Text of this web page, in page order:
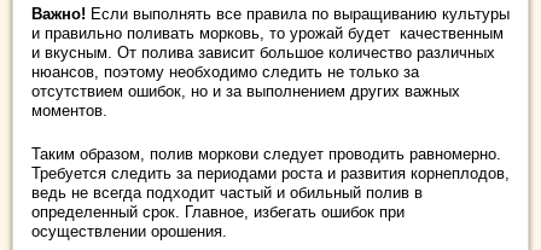
Важно! Если выполнять все правила по выращиванию культуры
и правильно поливать морковь, то урожай будет качественным
и вкусным. От полива зависит большое количество различных
нюансов, поэтому необходимо следить не только за
отсутствием ошибок, но и за выполнением других важных
моментов.
Таким образом, полив моркови следует проводить равномерно.
Требуется следить за периодами роста и развития корнеплодов,
ведь не всегда подходит частый и обильный полив в
определенный срок. Главное, избегать ошибок при
осуществлении орошения.